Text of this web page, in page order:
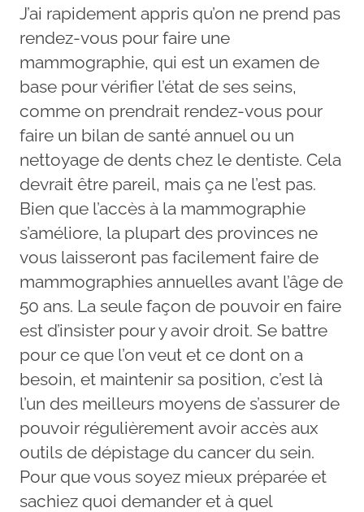
J’ai rapidement appris qu’on ne prend pas
rendez-vous pour faire une
mammographie, qui est un examen de
base pour vérifier l’état de ses seins,
comme on prendrait rendez-vous pour
faire un bilan de santé annuel ou un
nettoyage de dents chez le dentiste. Cela
devrait être pareil, mais ça ne l’est pas.
Bien que l’accès à la mammographie
s’améliore, la plupart des provinces ne
vous laisseront pas facilement faire de
mammographies annuelles avant l’âge de
50 ans. La seule façon de pouvoir en faire
est d’insister pour y avoir droit. Se battre
pour ce que l’on veut et ce dont on a
besoin, et maintenir sa position, c’est là
l’un des meilleurs moyens de s’assurer de
pouvoir régulièrement avoir accès aux
outils de dépistage du cancer du sein.
Pour que vous soyez mieux préparée et
sachiez quoi demander et à quel